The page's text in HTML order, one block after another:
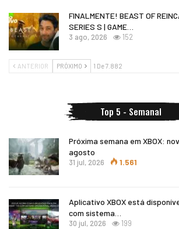
FINALMENTE! BEAST OF
SERIES S | GAME…
3 ago, 2026 152
ANTERIOR PRÓXIMO 1 De 7.882
Top 5 - Semanal
Próxima semana em XBOX:
agosto
31 jul, 2026 1.561
Aplicativo XBOX está
com sistema…
30 jul, 2026 199